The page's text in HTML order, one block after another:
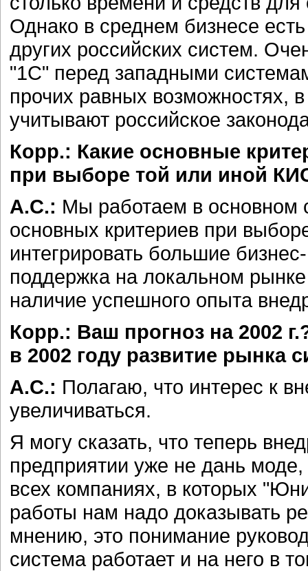
Однако в среднем бизнесе
других российских систем.
"1С" перед западными
прочих равных возможностях,
учитывают российское
Корр.: Какие основные
при выборе той или иной
А.С.: Мы работаем в основном
основных критериев при
интегрировать большие
поддержка на локальном
наличие успешного опыта
Корр.: Ваш прогноз на 2002
в 2002 году развитие рынка
А.С.: Полагаю, что интерес к
увеличиваться.
Я могу сказать, что теперь
предприятии уже не дань
всех компаниях, в которых
работы нам надо доказывать
мнению, это понимание
система работает и на него в